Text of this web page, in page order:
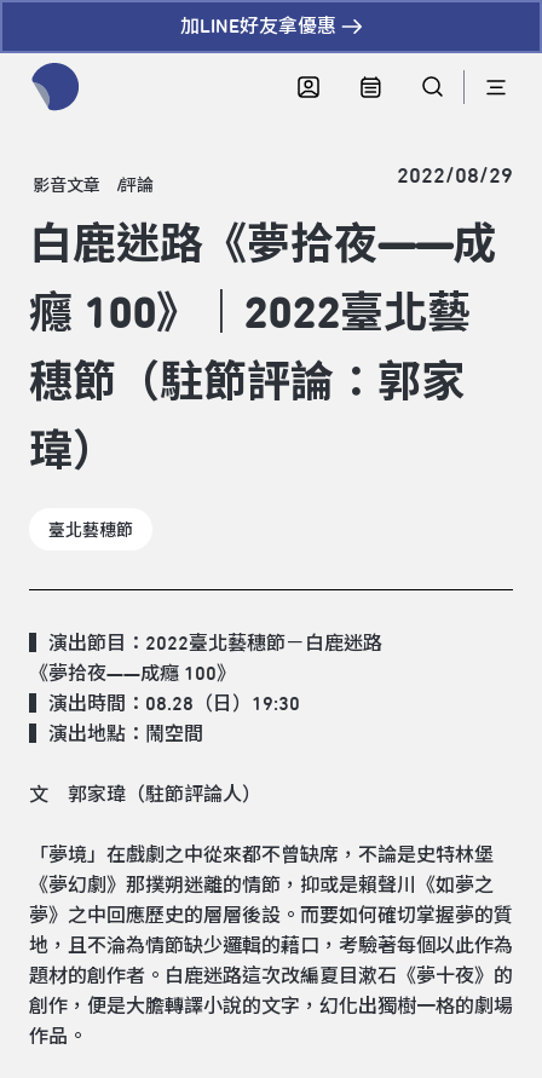
加LINE好友拿優惠
影音文章 評論 2022/08/29
白鹿迷路《夢拾夜——成
癮 100》｜2022臺北藝
穗節（駐節評論：郭家
瑋）
臺北藝穗節
▍演出節目：2022臺北藝穗節－白鹿迷路
《夢拾夜——成癮 100》
▍演出時間：08.28（日）19:30
▍演出地點：鬧空間
文 郭家瑋（駐節評論人）
「夢境」在戲劇之中從來都不曾缺席，不論是史特林堡
《夢幻劇》那撲朔迷離的情節，抑或是賴聲川《如夢之
夢》之中回應歷史的層層後設。而要如何確切掌握夢的質
地，且不淪為情節缺少邏輯的藉口，考驗著每個以此作為
題材的創作者。白鹿迷路這次改編夏目漱石《夢十夜》的
創作，便是大膽轉譯小說的文字，幻化出獨樹一格的劇場
作品。